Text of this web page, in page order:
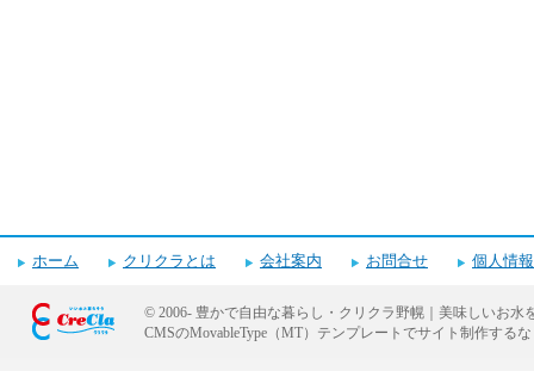
ホーム クリクラとは 会社案内 お問合せ 個人情
© 2006- 豊かで自由な暮らし・クリクラ野幌｜美味しいお水
CMSのMovableType（MT）テンプレートでサイト制作する